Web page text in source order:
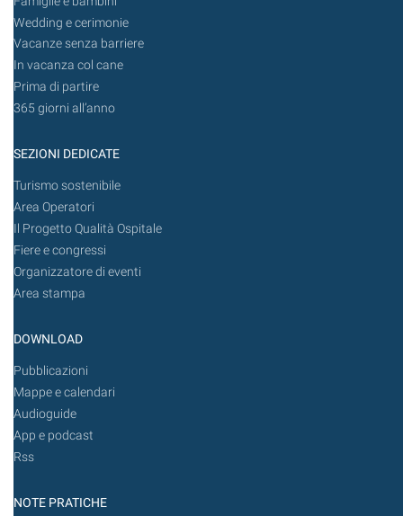
Wedding e cerimonie
Vacanze senza barriere
In vacanza col cane
Prima di partire
365 giorni all’anno
SEZIONI DEDICATE
Turismo sostenibile
Area Operatori
Il Progetto Qualità Ospitale
Fiere e congressi
Organizzatore di eventi
Area stampa
DOWNLOAD
Pubblicazioni
Mappe e calendari
Audioguide
App e podcast
Rss
NOTE PRATICHE